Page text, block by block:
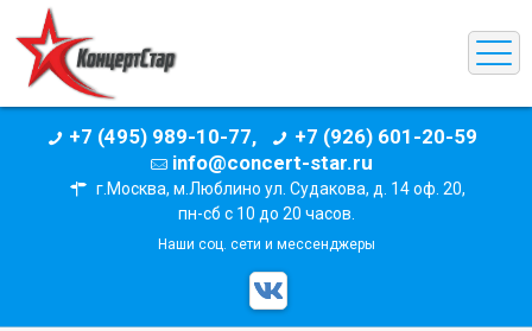
+7 (495) 989-10-77,
+7 (926) 601-20-59
info@concert-star.ru
г.Москва, м.Люблино ул. Судакова, д. 14 оф. 20,
пн-сб с 10 до 20 часов.
Наши соц. сети и мессенджеры